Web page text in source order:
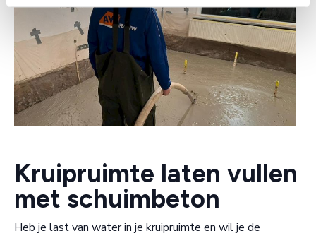
Kruipruimte laten vullen
met schuimbeton
Heb je last van water in je kruipruimte en wil je de